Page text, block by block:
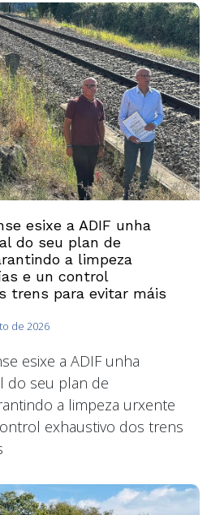
esixe a ADIF unha
do seu plan de
a limpeza
e un control
trens para evitar máis
de 2026
esixe a ADIF unha
do seu plan de
a limpeza urxente
exhaustivo dos trens